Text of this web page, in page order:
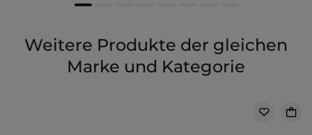
Weitere Produkte der gleichen
Marke und Kategorie